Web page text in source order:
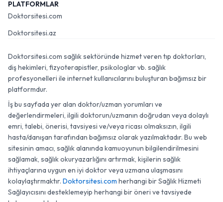
PLATFORMLAR
Doktorsitesi.com
Doktorsitesi.az
Doktorsitesi.com sağlık sektöründe hizmet veren tıp doktorları,
diş hekimleri, fizyoterapistler, psikologlar vb. sağlık
profesyonelleri ile internet kullanıcılarını buluşturan bağımsız bir
platformdur.
İş bu sayfada yer alan doktor/uzman yorumları ve
değerlendirmeleri, ilgili doktorun/uzmanın doğrudan veya dolaylı
emri, talebi, önerisi, tavsiyesi ve/veya ricası olmaksızın, ilgili
hasta/danışan tarafından bağımsız olarak yazılmaktadır. Bu web
sitesinin amacı, sağlık alanında kamuoyunun bilgilendirilmesini
sağlamak, sağlık okuryazarlığını artırmak, kişilerin sağlık
ihtiyaçlarına uygun en iyi doktor veya uzmana ulaşmasını
kolaylaştırmaktır. Doktorsitesi.com herhangi bir Sağlık Hizmeti
Sağlayıcısını desteklemeyip herhangi bir öneri ve tavsiyede